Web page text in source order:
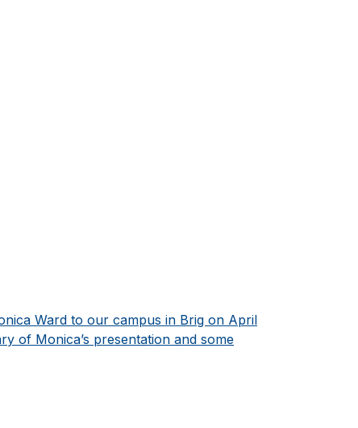
Ward to our campus in Brig on April
of Monica’s presentation and some